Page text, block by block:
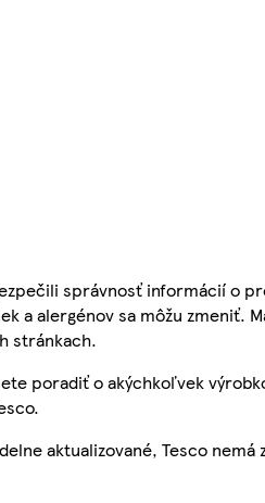
správnosť informácií o
a alergénov sa môžu
stránkach.
poradiť o akýchkoľvek
aktualizované, Tesco